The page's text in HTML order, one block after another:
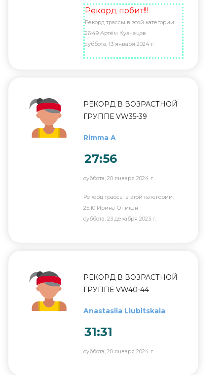
Рекорд побит!!!
Рекорд трассы в этой категории:
26:49 Артём Кузнецов
суббота, 13 января 2024 г.
РЕКОРД В ВОЗРАСТНОЙ
ГРУППЕ VW35-39
Rimma A
27:56
суббота, 20 января 2024 г.
Рекорд трассы в этой категории:
25:10 Ирина Опикан
суббота, 23 декабря 2023 г.
РЕКОРД В ВОЗРАСТНОЙ
ГРУППЕ VW40-44
Anastasiia Liubitskaia
31:31
суббота, 20 января 2024 г.